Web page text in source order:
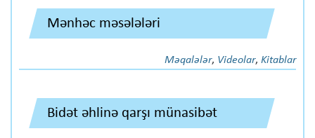
Mənhəc məsələləri
Məqalələr, Videolar, Kitablar
Bidət əhlinə qarşı münasibət